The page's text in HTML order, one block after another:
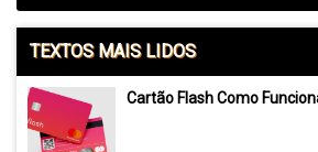
TEXTOS MAIS LIDOS
Cartão Flash Como